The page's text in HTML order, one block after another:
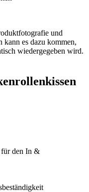
und
kann es dazu kommen,
wiedergegeben wird.
den In &